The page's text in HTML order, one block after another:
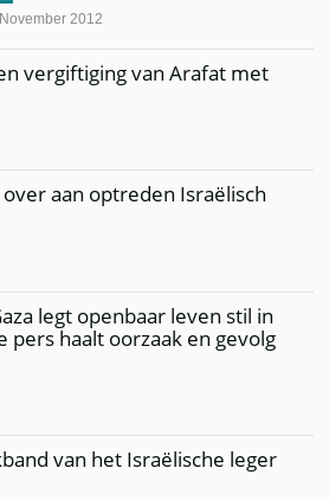
2012
vergiftiging van Arafat met
aan optreden Israëlisch
legt openbaar leven stil in
pers haalt oorzaak en gevolg
van het Israëlische leger